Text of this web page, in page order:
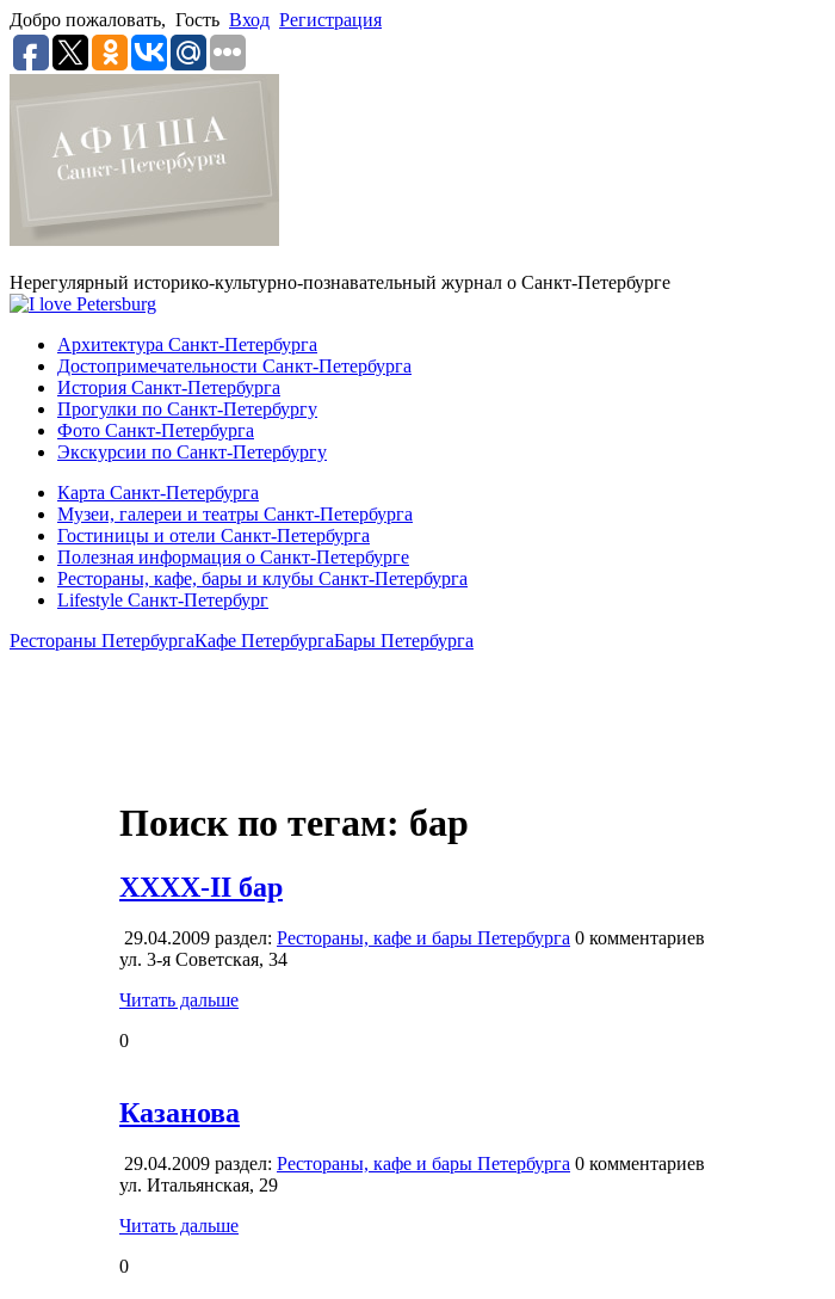
Добро пожаловать, Гость Вход Регистрация
Нерегулярный историко-культурно-познавательный журнал о Санкт-Петербурге
Архитектура Санкт-Петербурга
Достопримечательности Санкт-Петербурга
История Санкт-Петербурга
Прогулки по Санкт-Петербургу
Фото Санкт-Петербурга
Экскурсии по Санкт-Петербургу
Карта Санкт-Петербурга
Музеи, галереи и театры Санкт-Петербурга
Гостиницы и отели Санкт-Петербурга
Полезная информация о Санкт-Петербурге
Рестораны, кафе, бары и клубы Санкт-Петербурга
Lifestyle Санкт-Петербург
Рестораны ПетербургаКафе ПетербургаБары Петербурга
Поиск по тегам: бар
ХХХХ-II бар
29.04.2009 раздел: Рестораны, кафе и бары Петербурга 0 комментариев
ул. 3-я Советская, 34
Читать дальше
0
Казанова
29.04.2009 раздел: Рестораны, кафе и бары Петербурга 0 комментариев
ул. Итальянская, 29
Читать дальше
0